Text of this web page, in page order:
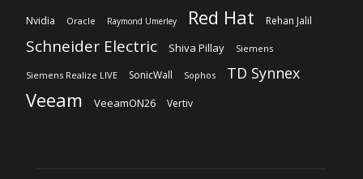
Nvidia Oracle Raymond Umerley Red Hat Rehan Jalil
Schneider Electric Shiva Pillay Siemens
Siemens Realize LIVE SonicWall Sophos TD Synnex
Veeam VeeamON26 Vertiv